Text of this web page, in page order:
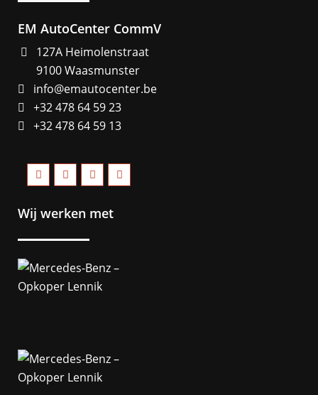
EM AutoCenter CommV
127A Heimolenstraat
9100 Waasmunster
info@emautocenter.be
+32 478 64 59 23
+32 478 64 59 13
Wij werken met